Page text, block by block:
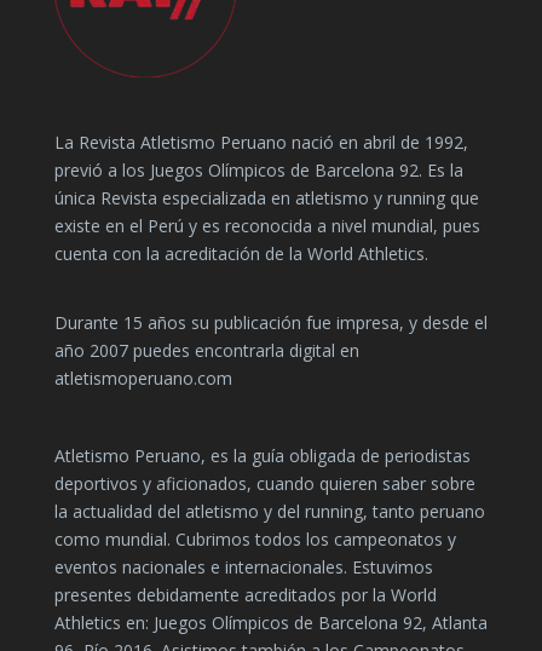
La Revista Atletismo Peruano nació en abril de 1992,
previó a los Juegos Olímpicos de Barcelona 92. Es la
única Revista especializada en atletismo y running que
existe en el Perú y es reconocida a nivel mundial, pues
cuenta con la acreditación de la World Athletics.
Durante 15 años su publicación fue impresa, y desde el
año 2007 puedes encontrarla digital en
atletismoperuano.com
Atletismo Peruano, es la guía obligada de periodistas
deportivos y aficionados, cuando quieren saber sobre
la actualidad del atletismo y del running, tanto peruano
como mundial. Cubrimos todos los campeonatos y
eventos nacionales e internacionales. Estuvimos
presentes debidamente acreditados por la World
Athletics en: Juegos Olímpicos de Barcelona 92, Atlanta